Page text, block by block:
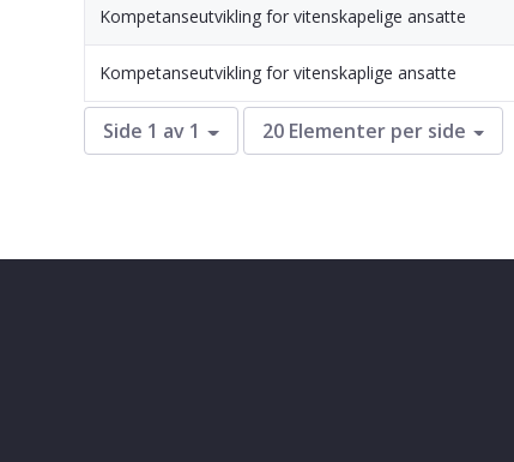
Kompetanseutvikling for vitenskapelige ansatte
Kompetanseutvikling for vitenskaplige ansatte
Side 1 av 1 20 Elementer per side